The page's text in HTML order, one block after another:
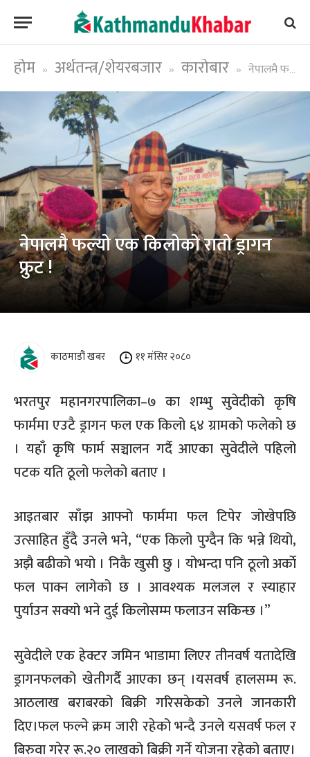
होम » अर्थतन्त्र/शेयरबजार » कारोबार » नेपालमै फल्यो एक किलोको रातो ड्रागन फ्रुट !
नेपालमै फल्यो एक किलोको रातो ड्रागन
फ्रुट !
काठमाडौं खबर ११ मंसिर २०८०
भरतपुर महानगरपालिका–७ का शम्भु सुवेदीको कृषि
फार्ममा एउटै ड्रागन फल एक किलो ६४ ग्रामको फलेको छ
। यहाँ कृषि फार्म सञ्चालन गर्दै आएका सुवेदीले पहिलो
पटक यति ठूलो फलेको बताए ।
आइतबार साँझ आफ्नो फार्ममा फल टिपेर जोखेपछि
उत्साहित हुँदै उनले भने, “एक किलो पुग्दैन कि भन्ने थियो,
अझै बढीको भयो । निकै खुसी छु । योभन्दा पनि ठूलो अर्काे
फल पाक्न लागेको छ । आवश्यक मलजल र स्याहार
पुर्याउन सक्यो भने दुई किलोसम्म फलाउन सकिन्छ ।”
सुवेदीले एक हेक्टर जमिन भाडामा लिएर तीनवर्ष यतादेखि
ड्रागनफलको खेतीगर्दै आएका छन् ।यसवर्ष हालसम्म रू.
आठलाख बराबरको बिक्री गरिसकेको उनले जानकारी
दिए।फल फल्ने क्रम जारी रहेको भन्दै उनले यसवर्ष फल र
बिरुवा गरेर रू.२० लाखको बिक्री गर्ने योजना रहेको बताए।